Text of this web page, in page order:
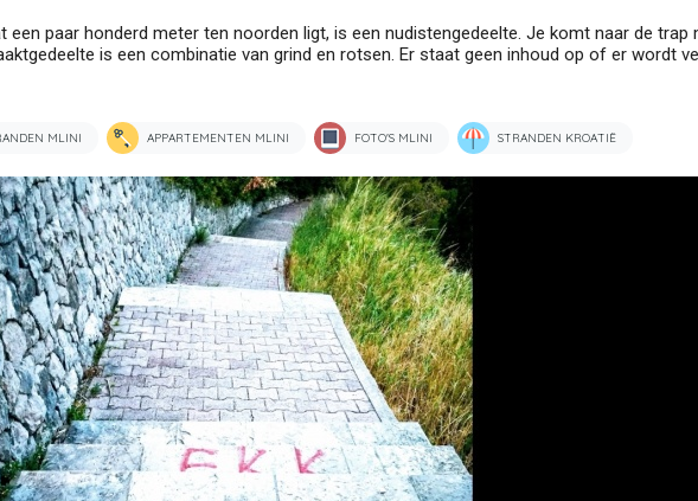
een paar honderd meter ten noorden ligt, is een nudistengedeelte. Je komt naar de trap
is een combinatie van grind en rotsen. Er staat geen inhoud op of er wordt
MLINI APPARTEMENTEN MLINI FOTO'S MLINI STRANDEN KROATIË